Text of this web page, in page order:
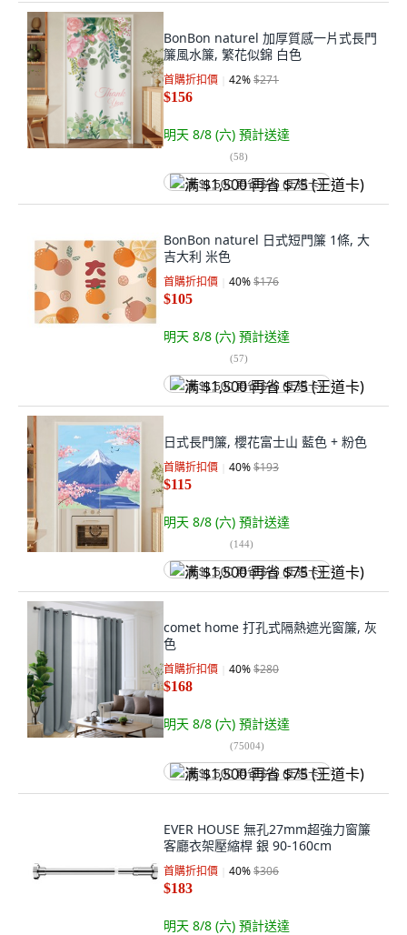
BonBon naturel 加厚質感一片式長門
簾風水簾, 繁花似錦 白色
首購折扣價 42%$271
$156
明天 8/8 (六) 預計送達
(58)
满 $1,500 再省 $75 (王道卡)
BonBon naturel 日式短門簾 1條, 大
吉大利 米色
首購折扣價 40%$176
$105
明天 8/8 (六) 預計送達
(57)
满 $1,500 再省 $75 (王道卡)
日式長門簾, 櫻花富士山 藍色 + 粉色
首購折扣價 40%$193
$115
明天 8/8 (六) 預計送達
(144)
满 $1,500 再省 $75 (王道卡)
comet home 打孔式隔熱遮光窗簾, 灰
色
首購折扣價 40%$280
$168
明天 8/8 (六) 預計送達
(75004)
满 $1,500 再省 $75 (王道卡)
EVER HOUSE 無孔27mm超強力窗簾
客廳衣架壓縮桿 銀 90-160cm
首購折扣價 40%$306
$183
明天 8/8 (六) 預計送達